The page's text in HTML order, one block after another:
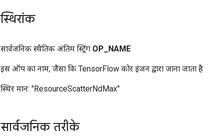
स्थिरांक
सार्वजनिक स्थैतिक अंतिम स्ट्रिंग OP NAME
इस ऑप का नाम, जैसा कि TensorFlow कोर इंजन द्वारा जाना जाता है
स्थिर मान: "ResourceScatterNdMax"
सार्वजनिक तरीके